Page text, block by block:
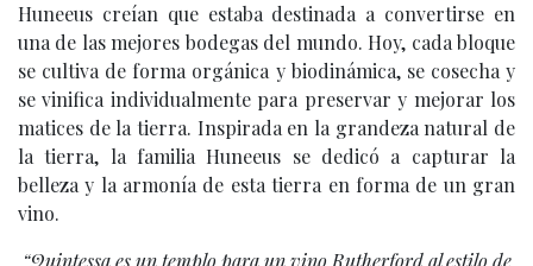
Huneeus creían que estaba destinada a convertirse en
una de las mejores bodegas del mundo. Hoy, cada bloque
se cultiva de forma orgánica y biodinámica, se cosecha y
se vinifica individualmente para preservar y mejorar los
matices de la tierra. Inspirada en la grandeza natural de
la tierra, la familia Huneeus se dedicó a capturar la
belleza y la armonía de esta tierra en forma de un gran
vino.